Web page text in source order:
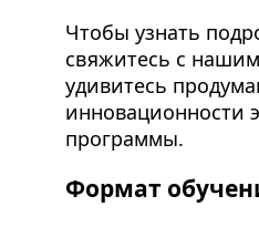
Чтобы узнать
свяжитесь с
удивитесь
инновационности
программы.
Формат